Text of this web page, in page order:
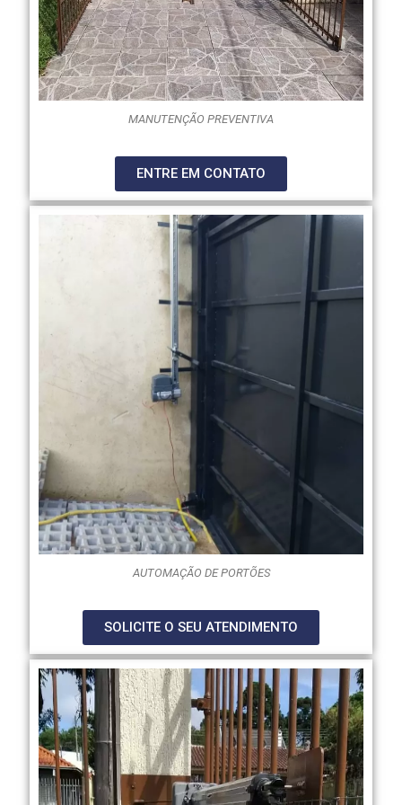
MANUTENÇÃO PREVENTIVA
ENTRE EM CONTATO
AUTOMAÇÃO DE PORTÕES
SOLICITE O SEU ATENDIMENTO